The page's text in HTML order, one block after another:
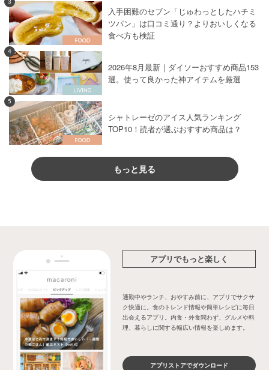
3
入手困難のセブン「じゅわっとしたハチミ
ツパン」は口コミ通り？よりおいしくなる
食べ方も検証
4
2026年8月最新｜ダイソーおすすめ商品153
選。使って良かった神アイテムを厳選
5
シャトレーゼのアイス人気ランキング
TOP10！読者が選ぶおすすめ商品は？
もっと見る
アプリでもっと楽しく
通勤中やランチ、おやすみ前に、アプリでサクサ
ク快適に。食のトレンド情報や簡単レシピに毎日
出会えるアプリ。内食・外食問わず、グルメや料
理、暮らしに関する幅広い情報を楽しめます。
アプリストアでダウンロード